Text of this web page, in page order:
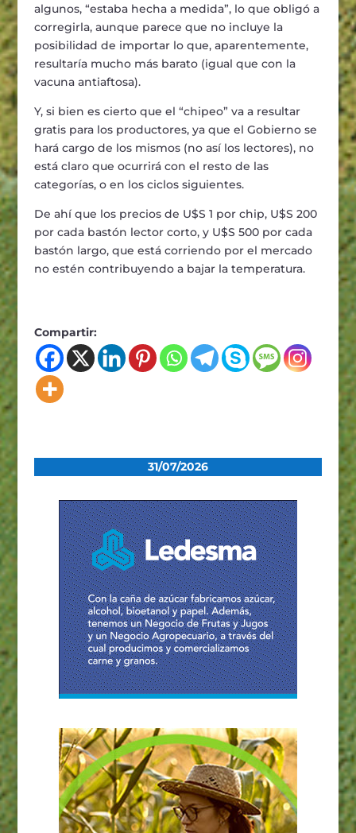
algunos, “estaba hecha a medida”, lo que obligó a
corregirla, aunque parece que no incluye la
posibilidad de importar lo que, aparentemente,
resultaría mucho más barato (igual que con la
vacuna antiaftosa).
Y, si bien es cierto que el “chipeo” va a resultar
gratis para los productores, ya que el Gobierno se
hará cargo de los mismos (no así los lectores), no
está claro que ocurrirá con el resto de las
categorías, o en los ciclos siguientes.
De ahí que los precios de U$S 1 por chip, U$S 200
por cada bastón lector corto, y U$S 500 por cada
bastón largo, que está corriendo por el mercado
no estén contribuyendo a bajar la temperatura.
Compartir:
31/07/2026